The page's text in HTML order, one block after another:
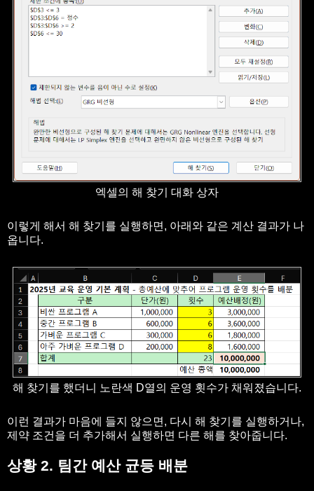
엑셀의 해 찾기 대화 상자
이렇게 해서 해 찾기를 실행하면, 아래와 같은 계산 결과가 나
옵니다.
해 찾기를 했더니 노란색 D열의 운영 횟수가 채워졌습니다.
이런 결과가 마음에 들지 않으면, 다시 해 찾기를 실행하거나,
제약 조건을 더 추가해서 실행하면 다른 해를 찾아줍니다.
상황 2. 팀간 예산 균등 배분